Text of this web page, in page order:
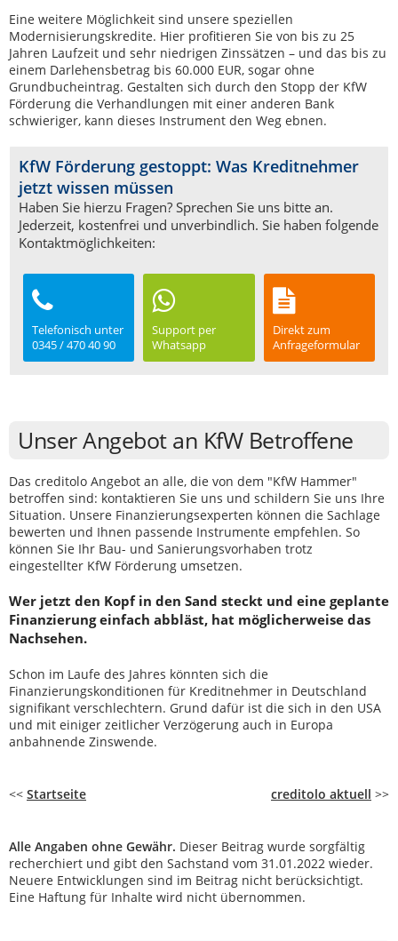
Eine weitere Möglichkeit sind unsere speziellen
Modernisierungskredite. Hier profitieren Sie von bis zu 25
Jahren Laufzeit und sehr niedrigen Zinssätzen – und das bis zu
einem Darlehensbetrag bis 60.000 EUR, sogar ohne
Grundbucheintrag. Gestalten sich durch den Stopp der KfW
Förderung die Verhandlungen mit einer anderen Bank
schwieriger, kann dieses Instrument den Weg ebnen.
KfW Förderung gestoppt: Was Kreditnehmer
jetzt wissen müssen
Haben Sie hierzu Fragen? Sprechen Sie uns bitte an.
Jederzeit, kostenfrei und unverbindlich. Sie haben folgende
Kontaktmöglichkeiten:
Telefonisch unter
0345 / 470 40 90
Support per
Whatsapp
Direkt zum
Anfrage­formular
Unser Angebot an KfW Betroffene
Das creditolo Angebot an alle, die von dem "KfW Hammer"
betroffen sind: kontaktieren Sie uns und schildern Sie uns Ihre
Situation. Unsere Finanzierungsexperten können die Sachlage
bewerten und Ihnen passende Instrumente empfehlen. So
können Sie Ihr Bau- und Sanierungsvorhaben trotz
eingestellter KfW Förderung umsetzen.
Wer jetzt den Kopf in den Sand steckt und eine geplante
Finanzierung einfach abbläst, hat möglicherweise das
Nachsehen.
Schon im Laufe des Jahres könnten sich die
Finanzierungskonditionen für Kreditnehmer in Deutschland
signifikant verschlechtern. Grund dafür ist die sich in den USA
und mit einiger zeitlicher Verzögerung auch in Europa
anbahnende Zinswende.
<< Startseite creditolo aktuell >>
Alle Angaben ohne Gewähr. Dieser Beitrag wurde sorgfältig
recherchiert und gibt den Sachstand vom 31.01.2022 wieder.
Neuere Entwicklungen sind im Beitrag nicht berücksichtigt.
Eine Haftung für Inhalte wird nicht übernommen.